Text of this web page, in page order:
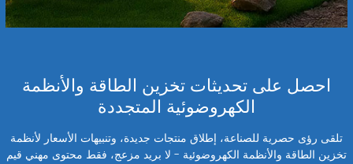
احصل على تحديثات تخزين الطاقة والأنظمة
الكهروضوئية المتجددة
تلقى رؤى حصرية للصناعة، إطلاق منتجات جديدة، وتنبيهات الأسعار لأنظمة
تخزين الطاقة والأنظمة الكهروضوئية - لا بريد مزعج، فقط محتوى مهني قيم